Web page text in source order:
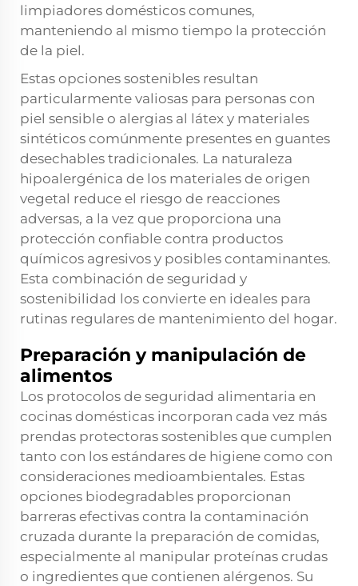
limpiadores domésticos comunes,
manteniendo al mismo tiempo la protección
de la piel.
Estas opciones sostenibles resultan
particularmente valiosas para personas con
piel sensible o alergias al látex y materiales
sintéticos comúnmente presentes en guantes
desechables tradicionales. La naturaleza
hipoalergénica de los materiales de origen
vegetal reduce el riesgo de reacciones
adversas, a la vez que proporciona una
protección confiable contra productos
químicos agresivos y posibles contaminantes.
Esta combinación de seguridad y
sostenibilidad los convierte en ideales para
rutinas regulares de mantenimiento del hogar.
Preparación y manipulación de
alimentos
Los protocolos de seguridad alimentaria en
cocinas domésticas incorporan cada vez más
prendas protectoras sostenibles que cumplen
tanto con los estándares de higiene como con
consideraciones medioambientales. Estas
opciones biodegradables proporcionan
barreras efectivas contra la contaminación
cruzada durante la preparación de comidas,
especialmente al manipular proteínas crudas
o ingredientes que contienen alérgenos. Su